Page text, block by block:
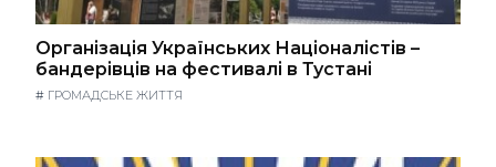
Організація Українських Націоналістів –
бандерівців на фестивалі в Тустані
# ГРОМАДСЬКЕ ЖИТТЯ